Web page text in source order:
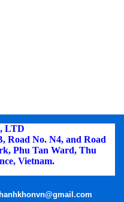
LTD
Road No. N4, and Road
Phu Tan Ward, Thu
Vietnam.